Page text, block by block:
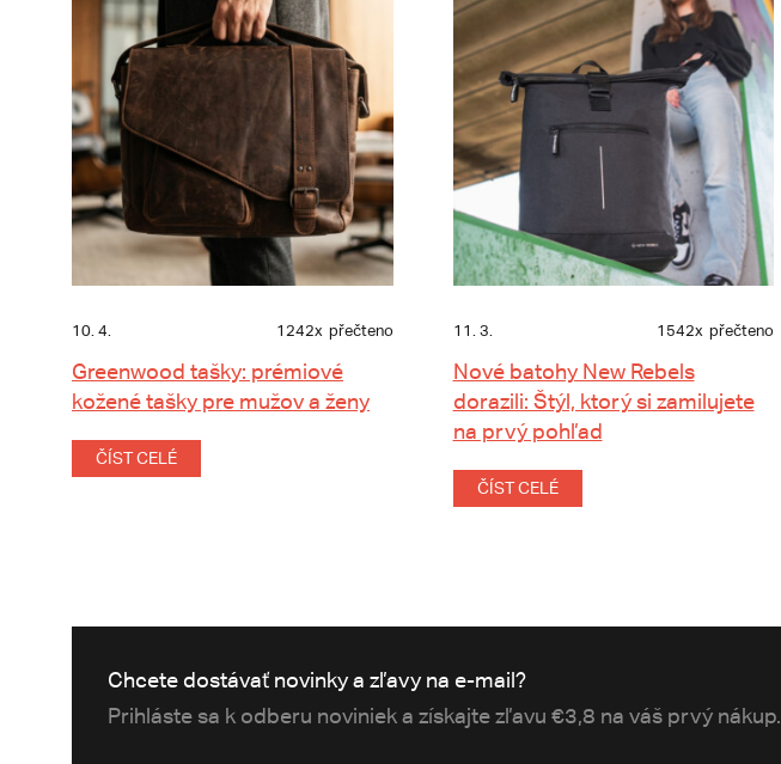
10. 4. 1242x přečteno
Greenwood tašky: prémiové
kožené tašky pre mužov a ženy
ČÍST CELÉ
11. 3. 1542x přečteno
Nové batohy New Rebels
dorazili: Štýl, ktorý si zamilujete
na prvý pohľad
ČÍST CELÉ
Chcete dostávať novinky a zľavy na e-mail?
Prihláste sa k odberu noviniek a získajte zľavu €3,8 na váš prvý nákup.